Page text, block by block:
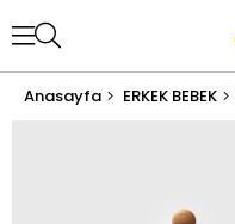
Anasayfa ERKEK BEBEK